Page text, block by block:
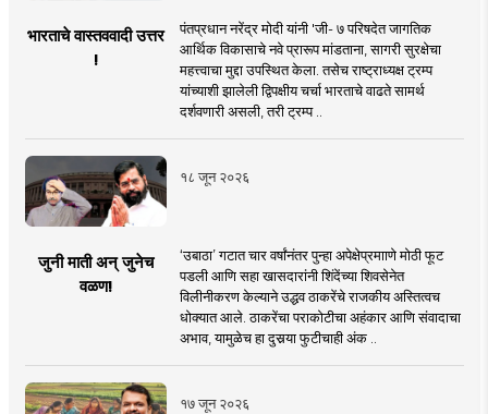
भारताचे वास्तववादी उत्तर
!
पंतप्रधान नरेंद्र मोदी यांनी 'जी- ७ परिषदेत जागतिक
आर्थिक विकासाचे नवे प्रारूप मांडताना, सागरी सुरक्षेचा
महत्त्वाचा मुद्दा उपस्थित केला. तसेच राष्ट्राध्यक्ष ट्रम्प
यांच्याशी झालेली द्विपक्षीय चर्चा भारताचे वाढते सामर्थ
दर्शवणारी असली, तरी ट्रम्प ..
१८ जून २०२६
जुनी माती अन् जुनेच
वळण!
‘उबाठा’ गटात चार वर्षांनंतर पुन्हा अपेक्षेप्रमााणे मोठी फूट
पडली आणि सहा खासदारांनी शिंदेंच्या शिवसेनेत
विलीनीकरण केल्याने उद्धव ठाकरेंचे राजकीय अस्तित्वच
धोक्यात आले. ठाकरेंचा पराकोटीचा अहंकार आणि संवादाचा
अभाव, यामुळेच हा दुसर्‍या फुटीचाही अंक ..
१७ जून २०२६